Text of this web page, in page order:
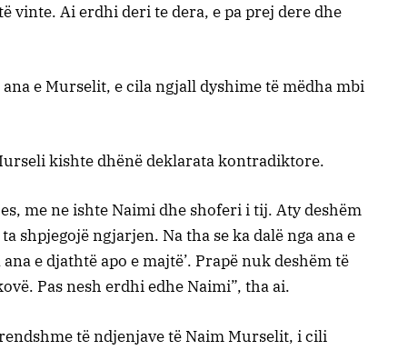
vinte. Ai erdhi deri te dera, e pa prej dere dhe
e Murselit, e cila ngjall dyshime të mëdha mbi
kishte dhënë deklarata kontradiktore.
me ne ishte Naimi dhe shoferi i tij. Aty deshëm
shpjegojë ngjarjen. Na tha se ka dalë nga ana e
e djathtë apo e majtë’. Prapë nuk deshëm të
Pas nesh erdhi edhe Naimi”, tha ai.
të ndjenjave të Naim Murselit, i cili